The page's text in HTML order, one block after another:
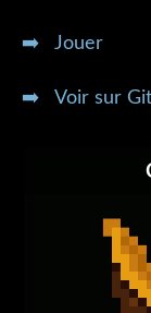
➡️ Jouer
➡️ Voir sur